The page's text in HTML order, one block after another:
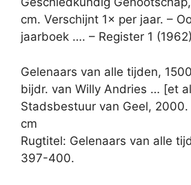
cm. Verschijnt 1× per jaar. –
jaarboek …. – Register 1
Gelenaars van alle tijden,
bijdr. van Willy Andries … [et
Stadsbestuur van Geel, 2000.
cm
Rugtitel: Gelenaars van alle
397-400.